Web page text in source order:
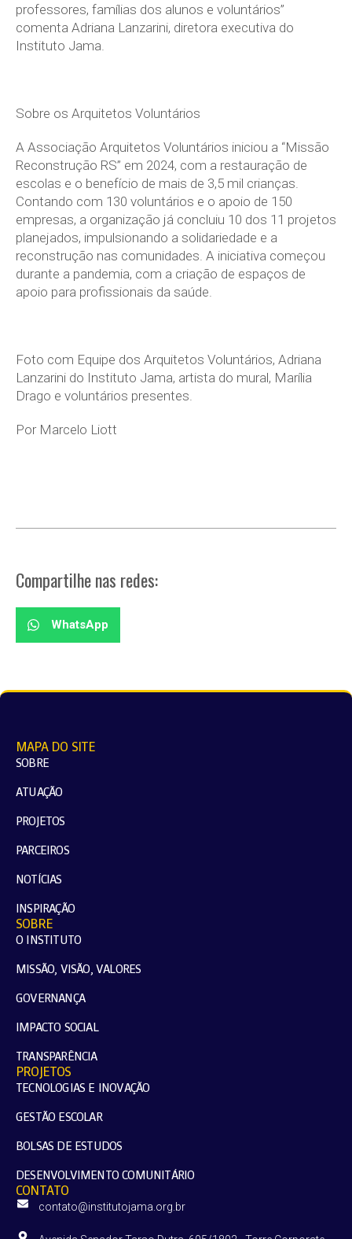
professores, famílias dos alunos e voluntários”
comenta Adriana Lanzarini, diretora executiva do
Instituto Jama.
Sobre os Arquitetos Voluntários
A Associação Arquitetos Voluntários iniciou a “Missão
Reconstrução RS” em 2024, com a restauração de
escolas e o benefício de mais de 3,5 mil crianças.
Contando com 130 voluntários e o apoio de 150
empresas, a organização já concluiu 10 dos 11 projetos
planejados, impulsionando a solidariedade e a
reconstrução nas comunidades. A iniciativa começou
durante a pandemia, com a criação de espaços de
apoio para profissionais da saúde.
Foto com Equipe dos Arquitetos Voluntários, Adriana
Lanzarini do Instituto Jama, artista do mural, Marília
Drago e voluntários presentes.
Por Marcelo Liott
Compartilhe nas redes:
WhatsApp
MAPA DO SITE
SOBRE
ATUAÇÃO
PROJETOS
PARCEIROS
NOTÍCIAS
INSPIRAÇÃO
SOBRE
O INSTITUTO
MISSÃO, VISÃO, VALORES
GOVERNANÇA
IMPACTO SOCIAL
TRANSPARÊNCIA
PROJETOS
TECNOLOGIAS E INOVAÇÃO
GESTÃO ESCOLAR
BOLSAS DE ESTUDOS
DESENVOLVIMENTO COMUNITÁRIO
CONTATO
contato@institutojama.org.br